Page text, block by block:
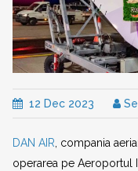
12 Dec 2023
DAN AIR , compania
operarea pe Aeroportul